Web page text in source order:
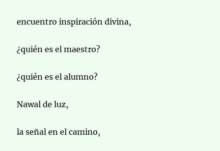
encuentro inspiración divina,
¿quién es el maestro?
¿quién es el alumno?
Nawal de luz,
la señal en el camino,